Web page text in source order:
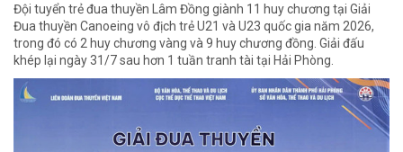
Đội tuyển trẻ đua thuyền Lâm Đồng giành 11 huy chương tại Giải
Đua thuyền Canoeing vô địch trẻ U21 và U23 quốc gia năm 2026,
trong đó có 2 huy chương vàng và 9 huy chương đồng. Giải đấu
khép lại ngày 31/7 sau hơn 1 tuần tranh tài tại Hải Phòng.